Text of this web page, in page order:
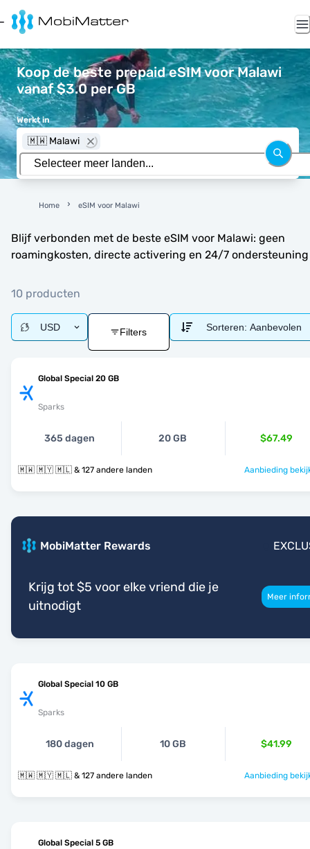
Koop de beste prepaid eSIM voor Malawi
vanaf $3.0 per GB
Werkt in
🇲🇼 Malawi
Home eSIM voor Malawi
Blijf verbonden met de beste eSIM voor Malawi: geen
roamingkosten, directe activering en 24/7 ondersteuning
10 producten
USD Filters Sorteren: Aanbevolen
Global Special 20 GB
Sparks
365 dagen 20 GB $67.49
🇲🇼 🇲🇾 🇲🇱 & 127 andere landen Aanbieding
MobiMatter Rewards
Krijg tot $5 voor elke vriend die je
uitnodigt
Meer
Global Special 10 GB
Sparks
180 dagen 10 GB $41.99
🇲🇼 🇲🇾 🇲🇱 & 127 andere landen Aanbieding
Global Special 5 GB